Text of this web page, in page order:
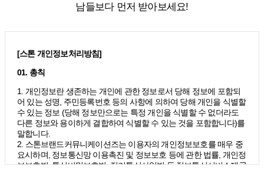
남들보다 먼저 받아보세요!
[스톤 개인정보처리방침]
01. 총칙
1. 개인정보란 생존하는 개인에 관한 정보로서 당해 정보에 포함되
어 있는 성명, 주민등록번호 등의 사항에 의하여 당해 개인을 식별할
수 있는 정보 (당해 정보만으로는 특정 개인을 식별할 수 없더라도
다른 정보와 용이하게 결합하여 식별할 수 있는 것을 포함합니다)를
말합니다.
2. 스톤브랜드커뮤니케이션즈는 이용자의 개인정보보호를 매우 중
요시하며, 정보통신망 이용촉진 및 정보보호 등에 관한 법률, 개인정
보보호법, 통신비밀보호법, 전기통신사업법 등 정보통신서비스제공